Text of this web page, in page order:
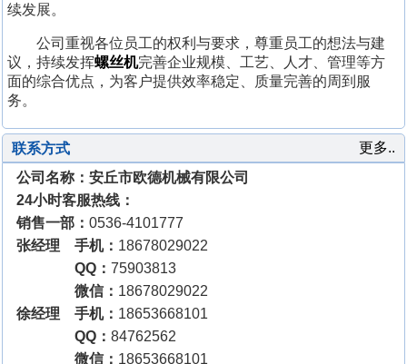
续发展。
公司重视各位员工的权利与要求，尊重员工的想法与建
议，持续发挥螺丝机完善企业规模、工艺、人才、管理等方
面的综合优点，为客户提供效率稳定、质量完善的周到服
务。
更多..
联系方式
公司名称：安丘市欧德机械有限公司
24小时客服热线：
销售一部：0536-4101777
张经理 手机： 18678029022
QQ：75903813
微信： 18678029022
徐经理 手机： 18653668101
QQ：84762562
微信： 18653668101